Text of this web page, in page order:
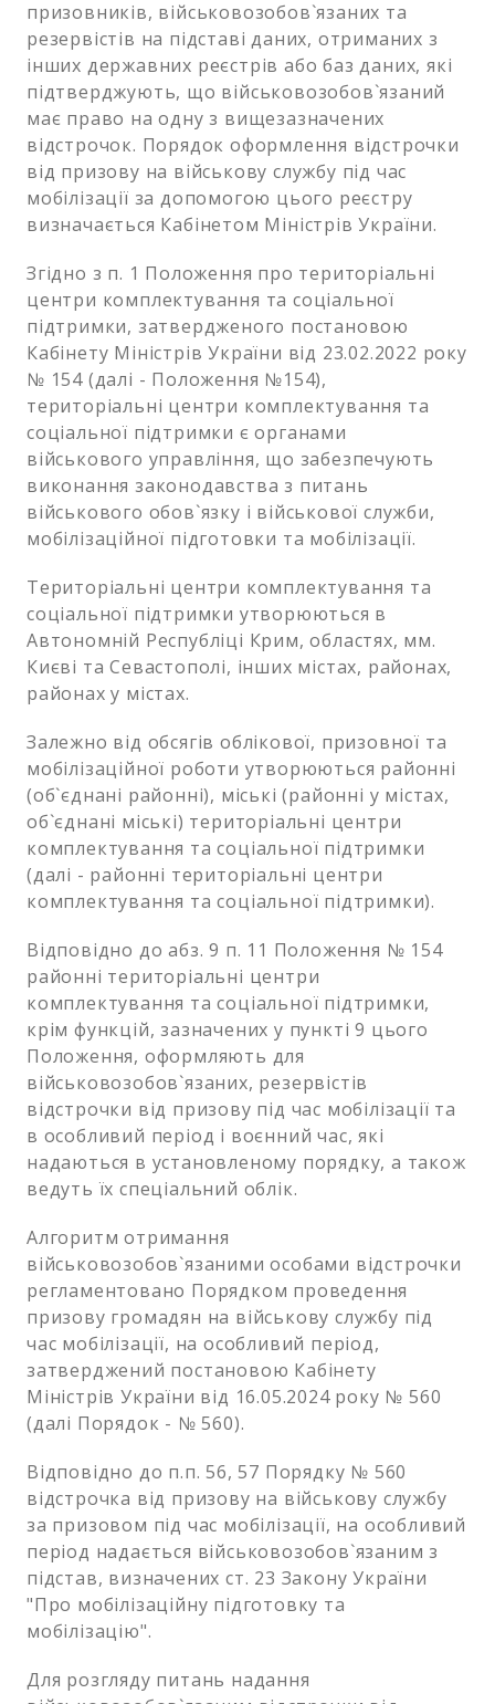
призовників, військовозобов`язаних та
резервістів на підставі даних, отриманих з
інших державних реєстрів або баз даних, які
підтверджують, що військовозобов`язаний
має право на одну з вищезазначених
відстрочок. Порядок оформлення відстрочки
від призову на військову службу під час
мобілізації за допомогою цього реєстру
визначається Кабінетом Міністрів України.
Згідно з п. 1 Положення про територіальні
центри комплектування та соціальної
підтримки, затвердженого постановою
Кабінету Міністрів України від 23.02.2022 року
№ 154 (далі - Положення №154),
територіальні центри комплектування та
соціальної підтримки є органами
військового управління, що забезпечують
виконання законодавства з питань
військового обов`язку і військової служби,
мобілізаційної підготовки та мобілізації.
Територіальні центри комплектування та
соціальної підтримки утворюються в
Автономній Республіці Крим, областях, мм.
Києві та Севастополі, інших містах, районах,
районах у містах.
Залежно від обсягів облікової, призовної та
мобілізаційної роботи утворюються районні
(об`єднані районні), міські (районні у містах,
об`єднані міські) територіальні центри
комплектування та соціальної підтримки
(далі - районні територіальні центри
комплектування та соціальної підтримки).
Відповідно до абз. 9 п. 11 Положення № 154
районні територіальні центри
комплектування та соціальної підтримки,
крім функцій, зазначених у пункті 9 цього
Положення, оформляють для
військовозобов`язаних, резервістів
відстрочки від призову під час мобілізації та
в особливий період і воєнний час, які
надаються в установленому порядку, а також
ведуть їх спеціальний облік.
Алгоритм отримання
військовозобов`язаними особами відстрочки
регламентовано Порядком проведення
призову громадян на військову службу під
час мобілізації, на особливий період,
затверджений постановою Кабінету
Міністрів України від 16.05.2024 року № 560
(далі Порядок - № 560).
Відповідно до п.п. 56, 57 Порядку № 560
відстрочка від призову на військову службу
за призовом під час мобілізації, на особливий
період надається військовозобов`язаним з
підстав, визначених ст. 23 Закону України
"Про мобілізаційну підготовку та
мобілізацію".
Для розгляду питань надання